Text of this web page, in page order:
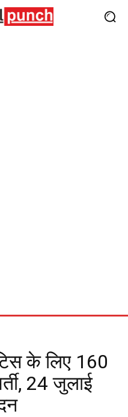
के लिए 160
24 जुलाई